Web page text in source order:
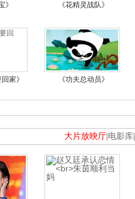
》 《花精灵战队》
家》 《功夫总动员》
大片放映厅 电影库